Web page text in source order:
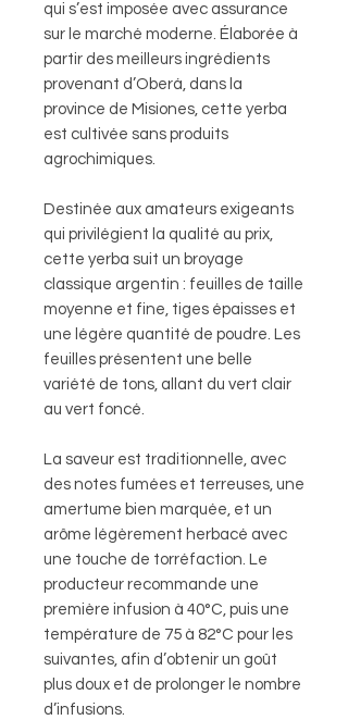
qui s’est imposée avec assurance
sur le marché moderne. Élaborée à
partir des meilleurs ingrédients
provenant d’Oberá, dans la
province de Misiones, cette yerba
est cultivée sans produits
agrochimiques.
Destinée aux amateurs exigeants
qui privilégient la qualité au prix,
cette yerba suit un broyage
classique argentin : feuilles de taille
moyenne et fine, tiges épaisses et
une légère quantité de poudre. Les
feuilles présentent une belle
variété de tons, allant du vert clair
au vert foncé.
La saveur est traditionnelle, avec
des notes fumées et terreuses, une
amertume bien marquée, et un
arôme légèrement herbacé avec
une touche de torréfaction. Le
producteur recommande une
première infusion à 40°C, puis une
température de 75 à 82°C pour les
suivantes, afin d’obtenir un goût
plus doux et de prolonger le nombre
d’infusions.